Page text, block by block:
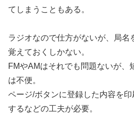
てしまうこともある。
ラジオなので仕方がないが、局名
覚えておくしかない。
FMやAMはそれでも問題ないが、
は不便。
ページ/ボタンに登録した内容を
するなどの工夫が必要。